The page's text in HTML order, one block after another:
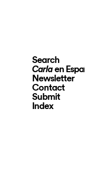
Search
Carlaen
Newsletter
Contact
Submit
Index